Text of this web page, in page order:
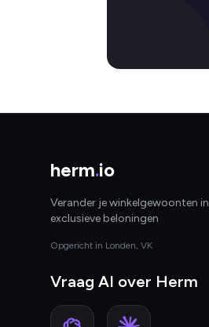
herm.io
Verander je winkelgewoonten in
exclusieve beloningen
Opgericht in Londen, VK
Vraag AI over Herm